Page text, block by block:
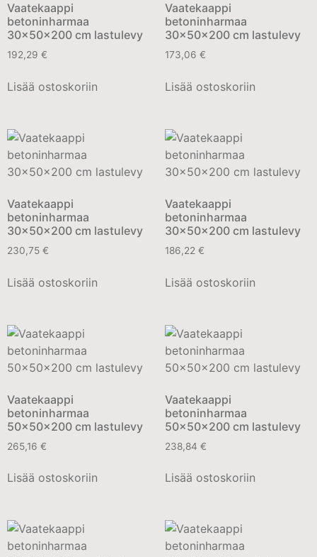
Vaatekaappi
betoninharmaa
30x50x200 cm lastulevy
192,29 €
Lisää ostoskoriin
Vaatekaappi
betoninharmaa
30x50x200 cm lastulevy
173,06 €
Lisää ostoskoriin
Vaatekaappi
betoninharmaa
30x50x200 cm lastulevy
230,75 €
Lisää ostoskoriin
Vaatekaappi
betoninharmaa
30x50x200 cm lastulevy
186,22 €
Lisää ostoskoriin
Vaatekaappi
betoninharmaa
50x50x200 cm lastulevy
265,16 €
Lisää ostoskoriin
Vaatekaappi
betoninharmaa
50x50x200 cm lastulevy
238,84 €
Lisää ostoskoriin